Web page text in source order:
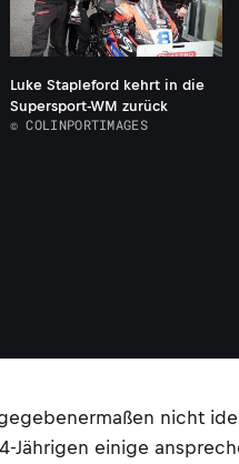
Luke Stapleford kehrt in die
Supersport-WM zurück
© COLINPORTIMAGES
nicht
einige